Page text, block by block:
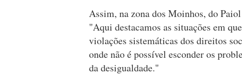
Assim, na zona dos Moinhos, do
"Aqui destacamos as situações em
violações sistemáticas dos direitos
onde não é possível esconder os
da desigualdade."